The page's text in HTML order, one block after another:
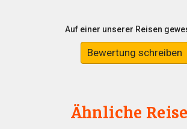
Auf einer unserer Reisen
Bewertung schreiben
Ähnliche